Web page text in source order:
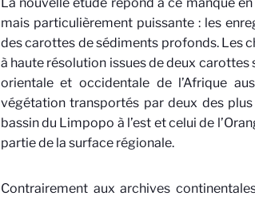
mais particulièrement puissante : les
des carottes de sédiments profonds. Les
à haute résolution issues de deux
orientale et occidentale de l’Afrique
végétation transportés par deux des
bassin du Limpopo à l’est et celui de
partie de la surface régionale.
Contrairement aux archives